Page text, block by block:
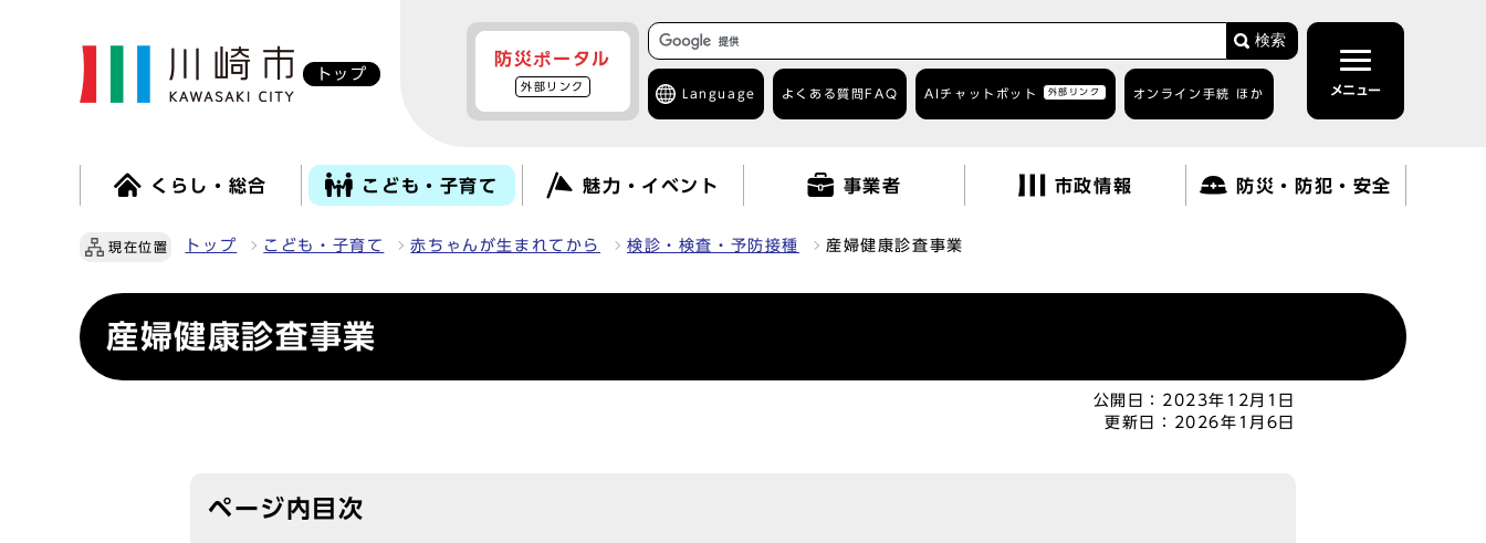
トップ
防災ポータル
外部リンク
検索
Language よくある質問 FAQ AIチャットボット 外部リンク オンライン手続 ほか メニュー
くらし・総合 こども・子育て 魅力・イベント 事業者 市政情報 防災・防犯・安全
現在位置 トップ こども・子育て 赤ちゃんが生まれてから 検診・検査・予防接種 産婦健康診査事業
産婦健康診査事業
公開日： 2023年12月1日
更新日：
2026年1月6日
ページ内目次